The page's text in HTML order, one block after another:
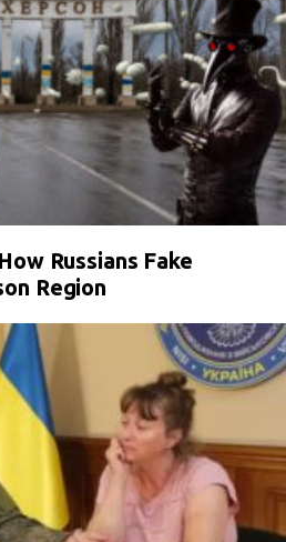
Russians Fake
Region